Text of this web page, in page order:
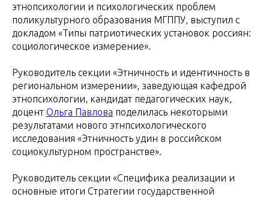
этнопсихологии и психологических проблем
поликультурного образования МГППУ, выступил с
докладом «Типы патриотических установок россиян:
социологическое измерение».
Руководитель секции «Этничность и идентичность в
региональном измерении», заведующая кафедрой
этнопсихологии, кандидат педагогических наук,
доцент Ольга Павлова поделилась некоторыми
результатами нового этнпсихологического
исследования «Этничность удин в российском
социокультурном пространстве».
Руководитель секции «Специфика реализации и
основные итоги Стратегии государственной